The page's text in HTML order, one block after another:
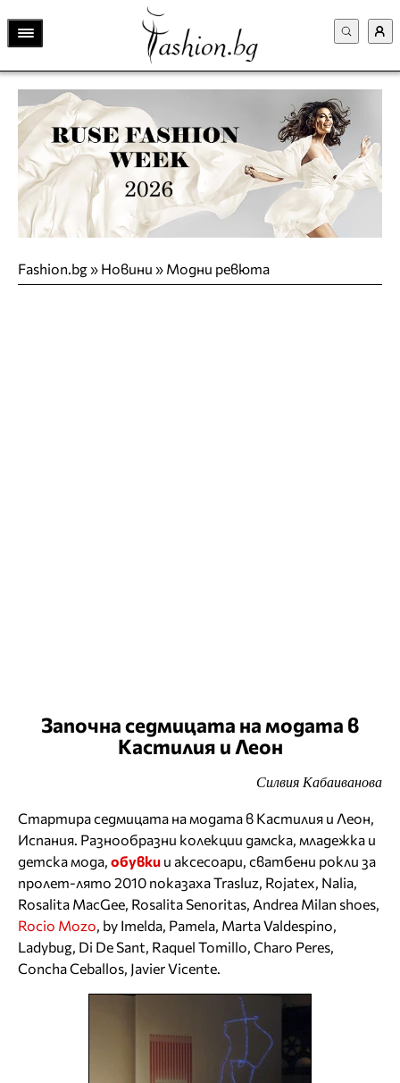
Fashion.bg» Новини » Модни ревюта
Започна седмицата на модата в
Кастилия и Леон
Силвия Кабаиванова
Стартира седмицата на модата в Кастилия и Леон,
Испания. Разнообразни колекции дамска, младежка и
детска мода, обувки и аксесоари, сватбени рокли за
пролет-лято 2010 показаха Trasluz, Rojatex, Nalia,
Rosalita MacGee, Rosalita Senoritas, Andrea Milan shoes,
Rocio Mozo , by Imelda, Pamela, Marta Valdespino,
Ladybug, Di De Sant, Raquel Tomillo, Charo Peres,
Concha Ceballos, Javier Vicente.